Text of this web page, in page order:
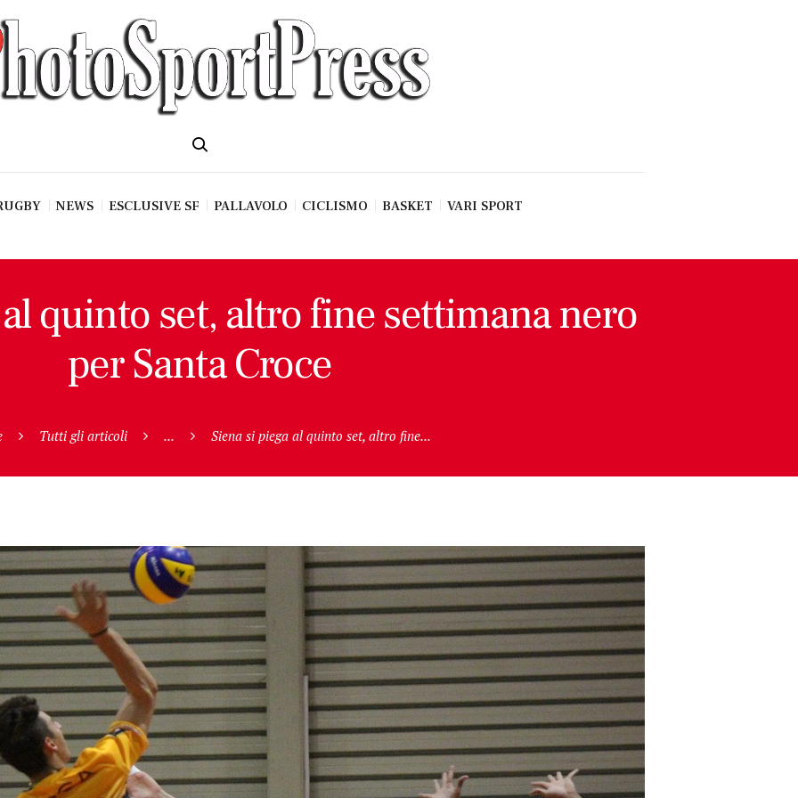
NEWS ESCLUSIVE SF PALLAVOLO CICLISMO BASKET VARI SPORT
quinto set, altro fine settimana nero
per Santa Croce
Tutti gli articoli ... Siena si piega al quinto set, altro fine...